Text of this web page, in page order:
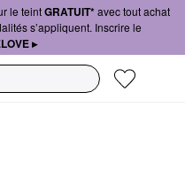
le teintGRATUIT*avec tout achat
s’appliquent. Inscrire le
▸